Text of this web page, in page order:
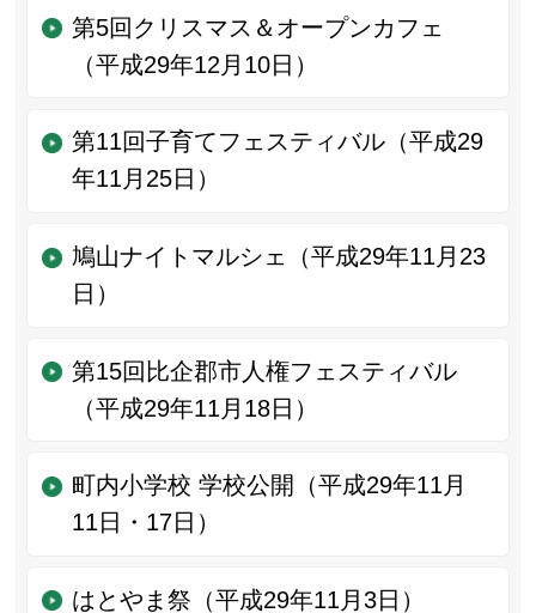
第5回クリスマス＆オープンカフェ
（平成29年12月10日）
第11回子育てフェスティバル（平成29
年11月25日）
鳩山ナイトマルシェ（平成29年11月23
日）
第15回比企郡市人権フェスティバル
（平成29年11月18日）
町内小学校 学校公開（平成29年11月
11日・17日）
はとやま祭（平成29年11月3日）